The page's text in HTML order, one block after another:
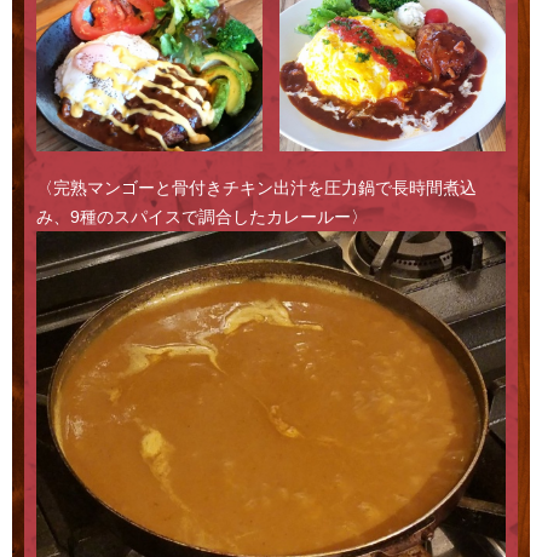
〈完熟マンゴーと骨付きチキン出汁を圧力鍋で長時間煮込
み、9種のスパイスで調合したカレールー〉